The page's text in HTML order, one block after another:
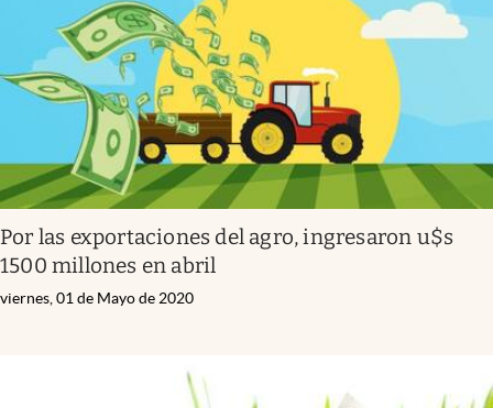
Por las exportaciones del agro, ingresaron u$s
1500 millones en abril
viernes, 01 de Mayo de 2020